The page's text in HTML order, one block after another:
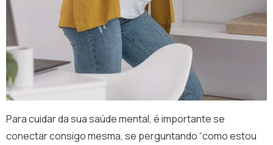
Para cuidar da sua saúde mental, é importante se
conectar consigo mesma, se perguntando “como estou